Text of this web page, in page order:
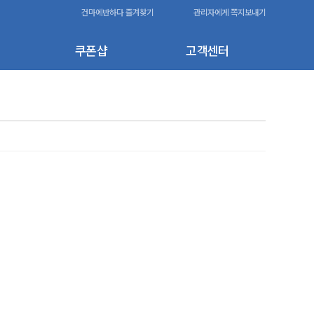
쿠폰샵 고객센터
건마에반하다 즐겨찾기 관리자에게 쪽지보내기